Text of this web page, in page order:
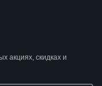
акциях, скидках и